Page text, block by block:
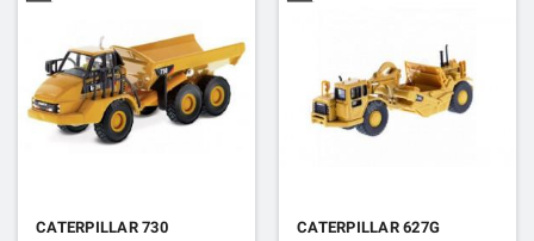
CATERPILLAR 730
CATERPILLAR 627G